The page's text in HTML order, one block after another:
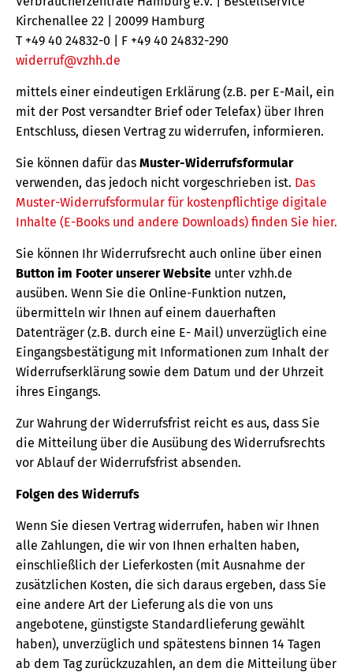
Kirchenallee 22 | 20099 Hamburg
T +49 40 24832-0 | F +49 40 24832-290
widerruf@vzhh.de
mittels einer eindeutigen Erklärung (z.B. per E-Mail, ein
mit der Post versandter Brief oder Telefax) über Ihren
Entschluss, diesen Vertrag zu widerrufen, informieren.
Sie können dafür das Muster-Widerrufsformular
verwenden, das jedoch nicht vorgeschrieben ist. Das
Muster-Widerrufsformular für kostenpflichtige digitale
Inhalte (E-Books und andere Downloads) finden Sie hier.
Sie können Ihr Widerrufsrecht auch online über einen
Button im Footer unserer Website unter vzhh.de
ausüben. Wenn Sie die Online-Funktion nutzen,
übermitteln wir Ihnen auf einem dauerhaften
Datenträger (z.B. durch eine E- Mail) unverzüglich eine
Eingangsbestätigung mit Informationen zum Inhalt der
Widerrufserklärung sowie dem Datum und der Uhrzeit
ihres Eingangs.
Zur Wahrung der Widerrufsfrist reicht es aus, dass Sie
die Mitteilung über die Ausübung des Widerrufsrechts
vor Ablauf der Widerrufsfrist absenden.
Folgen des Widerrufs
Wenn Sie diesen Vertrag widerrufen, haben wir Ihnen
alle Zahlungen, die wir von Ihnen erhalten haben,
einschließlich der Lieferkosten (mit Ausnahme der
zusätzlichen Kosten, die sich daraus ergeben, dass Sie
eine andere Art der Lieferung als die von uns
angebotene, günstigste Standardlieferung gewählt
haben), unverzüglich und spätestens binnen 14 Tagen
ab dem Tag zurückzuzahlen, an dem die Mitteilung über